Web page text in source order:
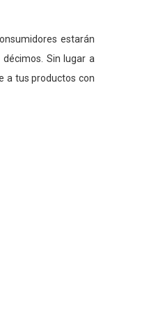
estarán
Sin lugar a
a tus productos con